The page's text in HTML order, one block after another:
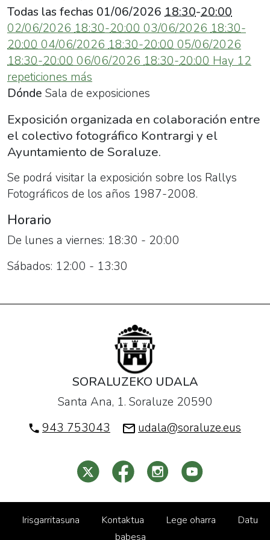
el
Ayuntamiento
de
Soraluze.
Todas las fechas 01/06/2026 18:30-20:00
02/06/2026 18:30-20:00 03/06/2026 18:30-
20:00 04/06/2026 18:30-20:00 05/06/2026
18:30-20:00 06/06/2026 18:30-20:00 Hay 12
repeticiones más
Dónde Sala de exposiciones
Exposición organizada en colaboración entre
el colectivo fotográfico Kontrargi y el
Ayuntamiento de Soraluze.
Se podrá visitar la exposición sobre los Rallys
Fotográficos de los años 1987-2008.
Horario
De lunes a viernes: 18:30 - 20:00
Sábados: 12:00 - 13:30
SORALUZEKO UDALA
Santa Ana, 1. Soraluze 20590
943 753043
udala@soraluze.eus
Irisgarritasuna Kontaktua Lege oharra
Datu
babesa